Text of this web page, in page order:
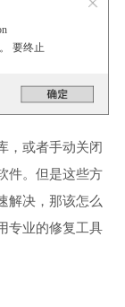
要终止
，或者手动关闭
件。但是这些方
解决，那该怎么
专业的修复工具